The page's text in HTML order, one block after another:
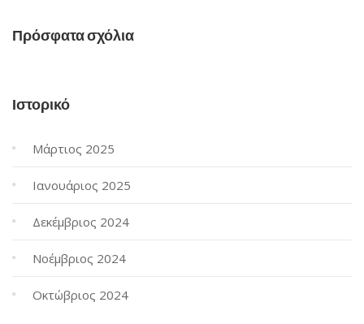
Πρόσφατα σχόλια
Ιστορικό
Μάρτιος 2025
Ιανουάριος 2025
Δεκέμβριος 2024
Νοέμβριος 2024
Οκτώβριος 2024